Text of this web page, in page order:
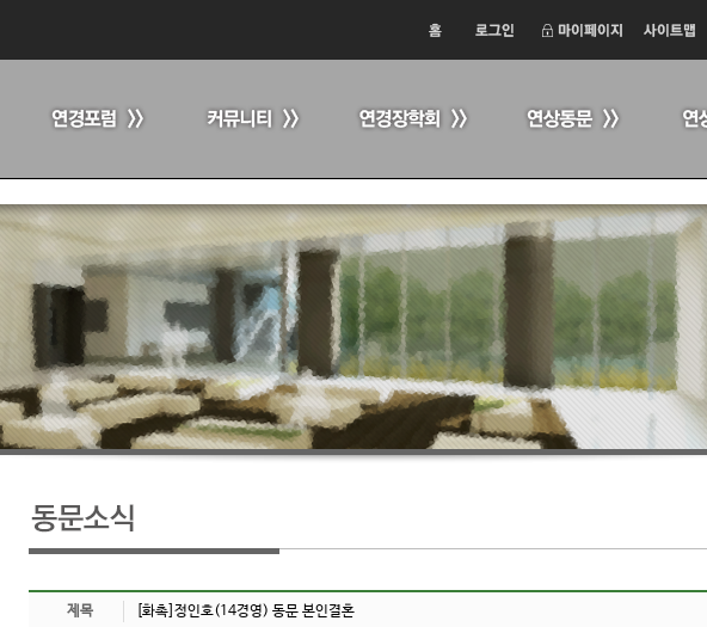
제목 [화촉]정인호(14경영) 동문 본인결혼